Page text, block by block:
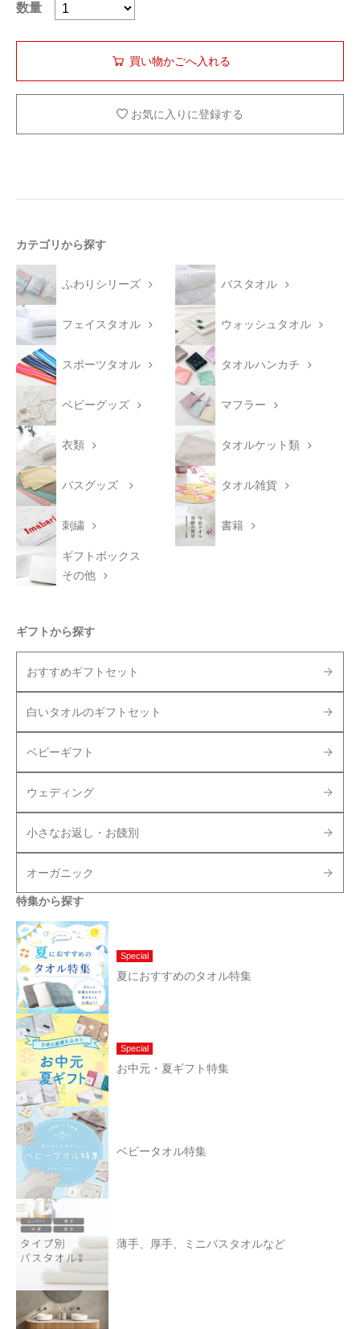
数量
お気に入りに登録する
カテゴリから探す
ふわりシリーズ バスタオル
フェイスタオル ウォッシュタオル
スポーツタオル タオルハンカチ
ベビーグッズ マフラー
衣類 タオルケット類
バスグッズ タオル雑貨
刺繍 書籍
ギフトボックス
その他
ギフトから探す
おすすめギフトセット
白いタオルのギフトセット
ベビーギフト
ウェディング
小さなお返し・お餞別
オーガニック
特集から探す
Special
夏におすすめのタオル特集
Special
お中元・夏ギフト特集
ベビータオル特集
薄手、厚手、ミニバスタオルなど